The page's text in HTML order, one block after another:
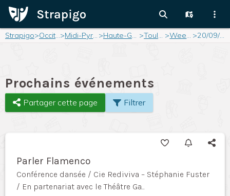
Strapigo> Occitanie> Midi-Pyrénées > Haute-Garonne > Toulouse > Weekend > 20/09/2025
Prochains événements
Partager cette page Filtrer
Parler Flamenco
Conférence dansée / Cie Rediviva – Stéphanie Fuster
/ En partenariat avec le Théâtre Ga...